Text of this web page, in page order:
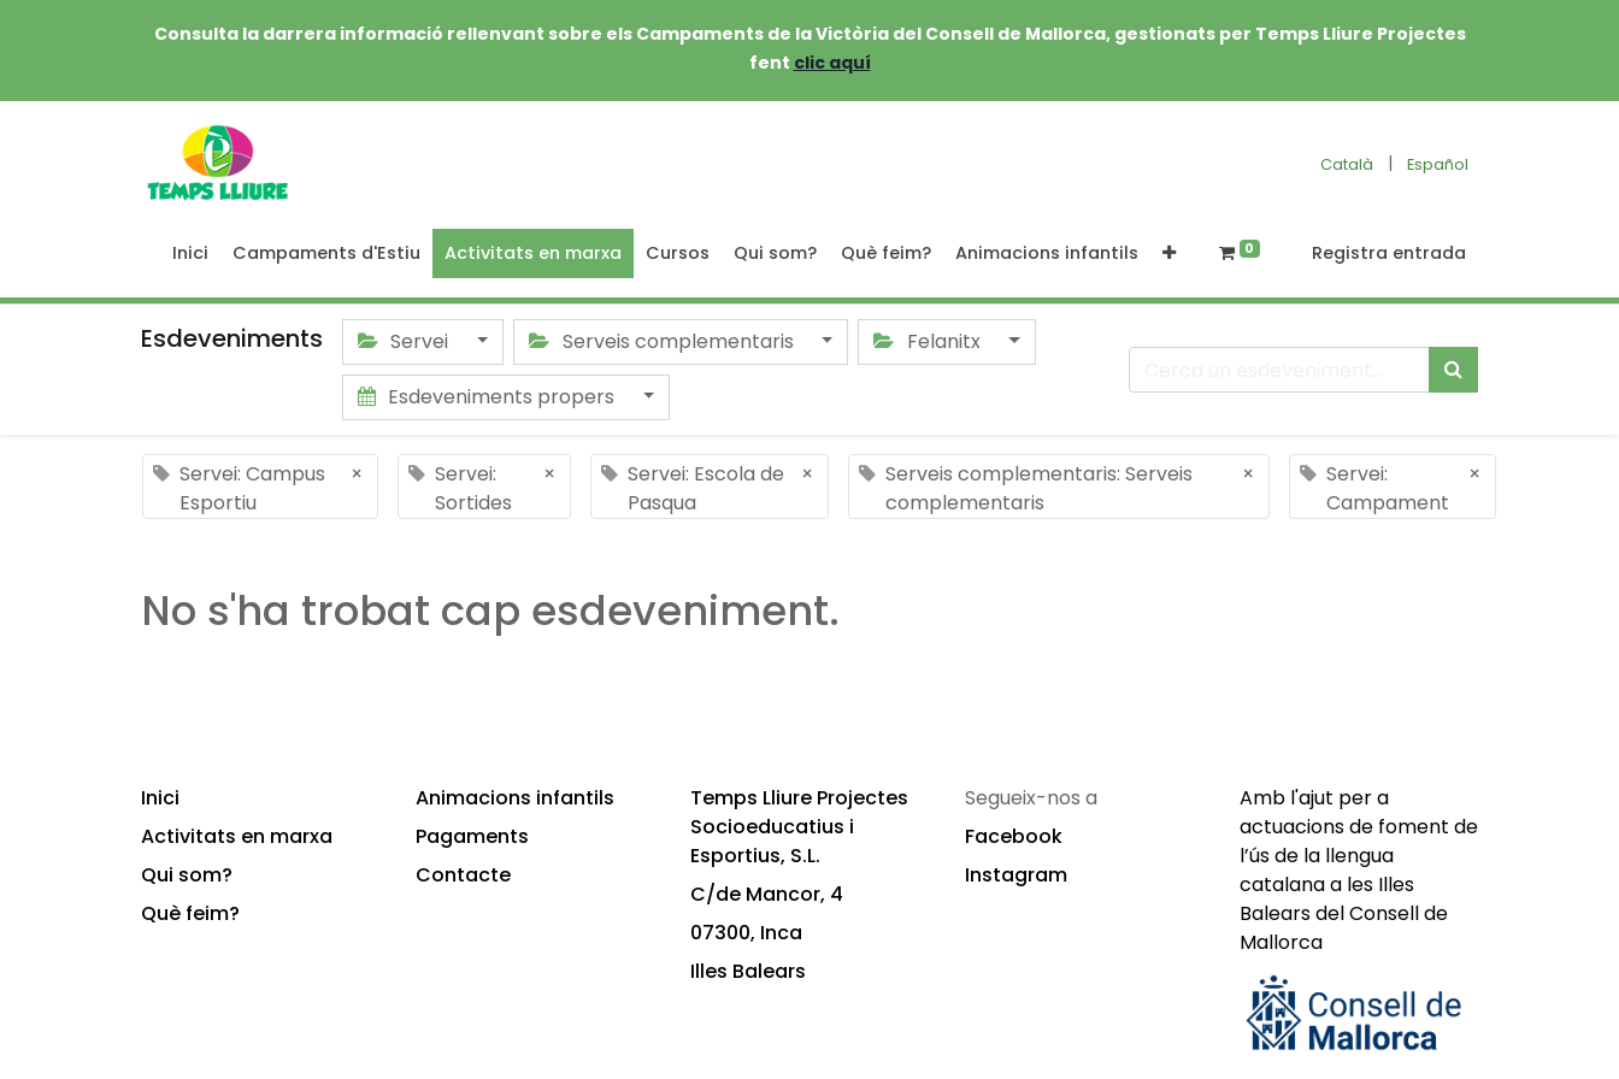
Consulta la darrera informació rellenvant sobre els Campaments de la Victòria del Consell de Mallorca, gestionats per Temps Lliure Projectes
fent clic aquí
Català | Español
Inici Campaments d'Estiu Activitats en marxa Cursos Qui som? Què feim? Animacions infantils 0 Registra entrada
Esdeveniments Servei Serveis complementaris
Felanitx
Esdeveniments propers
Servei: Campus
Esportiu
×
Servei:
Sortides
×
Servei: Escola de
Pasqua
×
Serveis complementaris: Serveis
complementaris
×
Servei:
Campament
×
No s'ha trobat cap esdeveniment.
Inici
Activitats en marxa
Qui som?
Què feim?
Animacions infantils
Pagaments
Contacte
Temps Lliure Projectes
Socioeducatius i
Esportius, S.L.
C/de Mancor, 4
07300, Inca
Illes Balears
Segueix-nos a
Facebook
Instagram
Amb l'ajut per a
actuacions de foment de
l’ús de la llengua
catalana a les Illes
Balears del Consell de
Mallorca